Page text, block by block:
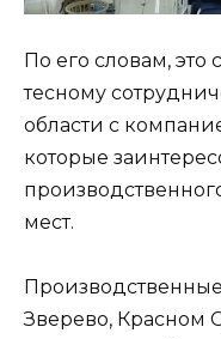
По его словам, это
тесному
области с
которые
мест.
Зверево, Красном